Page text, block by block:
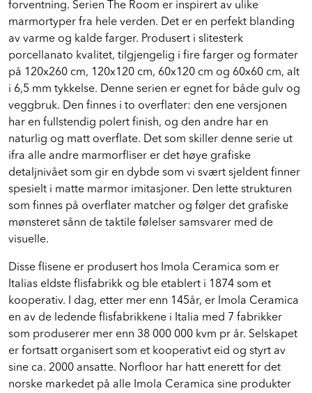
forventning. Serien The Room er inspirert av ulike
marmortyper fra hele verden. Det er en perfekt blanding
av varme og kalde farger. Produsert i slitesterk
porcellanato kvalitet, tilgjengelig i fire farger og formater
på 120x260 cm, 120x120 cm, 60x120 cm og 60x60 cm, alt
i 6,5 mm tykkelse. Denne serien er egnet for både gulv og
veggbruk. Den finnes i to overflater: den ene versjonen
har en fullstendig polert finish, og den andre har en
naturlig og matt overflate. Det som skiller denne serie ut
ifra alle andre marmorfliser er det høye grafiske
detaljnivået som gir en dybde som vi svært sjeldent finner
spesielt i matte marmor imitasjoner. Den lette strukturen
som finnes på overflater matcher og følger det grafiske
mønsteret sånn de taktile følelser samsvarer med de
visuelle.
Disse flisene er produsert hos Imola Ceramica som er
Italias eldste flisfabrikk og ble etablert i 1874 som et
kooperativ. I dag, etter mer enn 145år, er Imola Ceramica
en av de ledende flisfabrikkene i Italia med 7 fabrikker
som produserer mer enn 38 000 000 kvm pr år. Selskapet
er fortsatt organisert som et kooperativt eid og styrt av
sine ca. 2000 ansatte. Norfloor har hatt enerett for det
norske markedet på alle Imola Ceramica sine produkter